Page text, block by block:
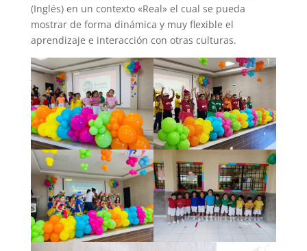
(Inglés) en un contexto «Real» el cual se pueda
mostrar de forma dinámica y muy flexible el
aprendizaje e interacción con otras culturas.